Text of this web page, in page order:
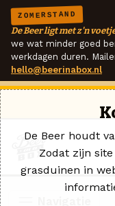
ZOMERSTAND
De Beer ligt met z'n
we wat minder goed
werkdagen duren.
hello@beerinabox.nl
De Beer houdt
Zodat zijn
grasduinen in